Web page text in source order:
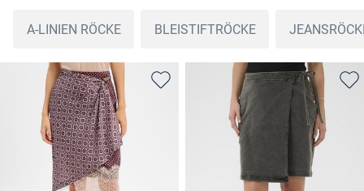
A-LINIEN RÖCKE BLEISTIFTRÖCKE